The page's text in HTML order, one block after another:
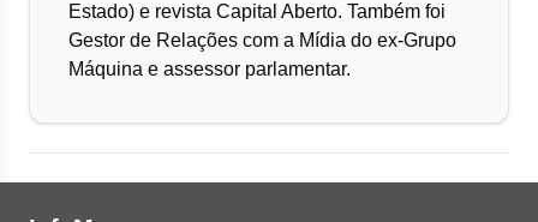
Estado) e revista Capital Aberto. Também foi
Gestor de Relações com a Mídia do ex-Grupo
Máquina e assessor parlamentar.